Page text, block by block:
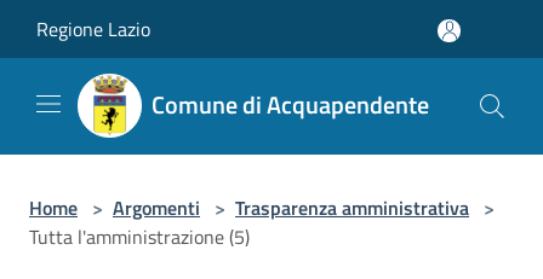
Regione Lazio
Comune di Acquapendente
Home > Argomenti > Trasparenza amministrativa >
Tutta l'amministrazione (5)